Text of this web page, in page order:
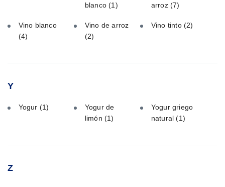
blanco(1)
arroz(7)
Vino blanco
(4)
Vino de arroz
(2)
Vino tinto(2)
Y
Yogur (1)
Yogur de
limón (1)
Yogur griego
natural(1)
Z